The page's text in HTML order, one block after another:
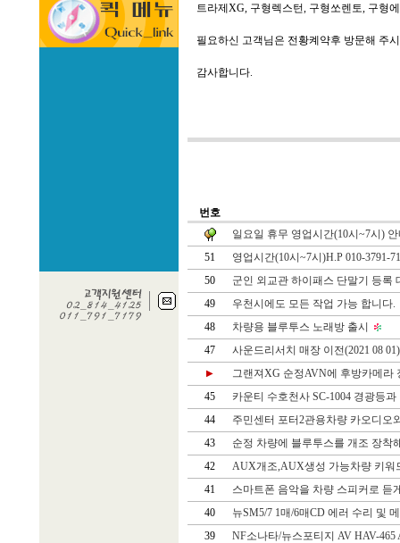
트라제XG, 구형렉스턴, 구형쏘렌토, 구형
필요하신 고객님은 전황켸약후 방문해 주
감사합니다.
번호
일요일 휴무 영업시간(10시~7시)
51
영업시간(10시~7시)H.P 010-3791-
50
군인 외교관 하이패스 단말기 등록
49
우천시에도 모든 작업 가능 합니다.
48
차량용 블루투스 노래방 출시
47
사운드리서치 매장 이전(2021 08
▶
그랜져XG 순정AVN에 후방카메라
45
카운티 수호천사 SC-1004 경광등
44
주민센터 포터2관용차량 카오디오
43
순정 차량에 블루투스를 개조 장착
42
AUX개조,AUX생성 가능차량 키워
41
스마트폰 음악을 차량 스피커로 듣
40
뉴SM5/7 1매/6매CD 에러 수리 및
39
NF소나타/뉴스포티지 AV HAV-